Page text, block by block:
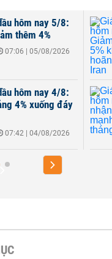
hôm nay 5/8:
thêm 4%
07:06 | 05/08/2026
hôm nay 4/8:
4% xuống đáy
07:42 | 04/08/2026